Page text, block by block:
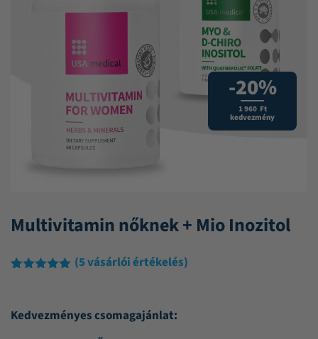
-20%
1 960 Ft
kedvezmény
Multivitamin nőknek + Mio Inozitol
értékelés
(5vásárlói értékelés)
Kedvezményes csomagajánlat: